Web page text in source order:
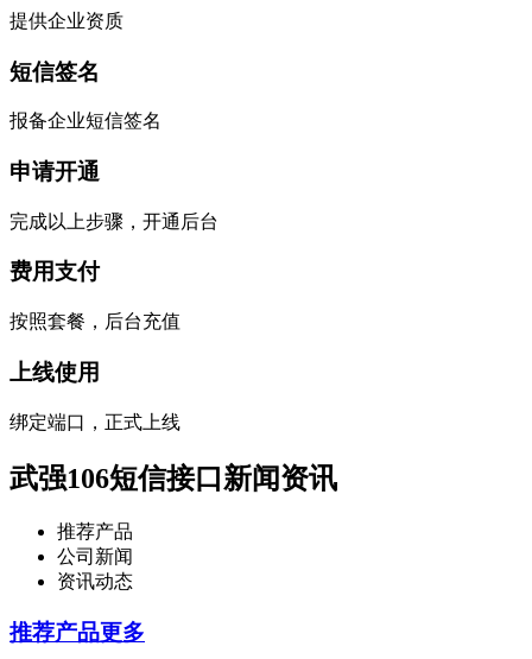
提供企业资质
短信签名
报备企业短信签名
申请开通
完成以上步骤，开通后台
费用支付
按照套餐，后台充值
上线使用
绑定端口，正式上线
武强106短信接口新闻资讯
推荐产品
公司新闻
资讯动态
推荐产品更多